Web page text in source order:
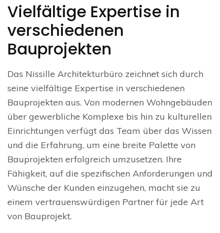
Vielfältige Expertise in
verschiedenen
Bauprojekten
Das Nissille Architekturbüro zeichnet sich durch
seine vielfältige Expertise in verschiedenen
Bauprojekten aus. Von modernen Wohngebäuden
über gewerbliche Komplexe bis hin zu kulturellen
Einrichtungen verfügt das Team über das Wissen
und die Erfahrung, um eine breite Palette von
Bauprojekten erfolgreich umzusetzen. Ihre
Fähigkeit, auf die spezifischen Anforderungen und
Wünsche der Kunden einzugehen, macht sie zu
einem vertrauenswürdigen Partner für jede Art
von Bauprojekt.